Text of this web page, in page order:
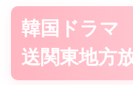
韓国ドラマ
送関東地方